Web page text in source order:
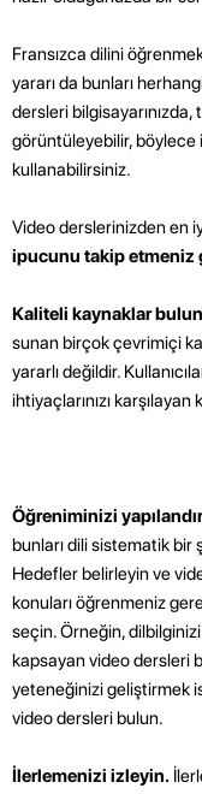
Fransızca dilini
yararı da bunları
dersleri
görüntüleyebilir,
kullanabilirsiniz.
Video derslerinizden en
ipucunu takip etmeniz
Kaliteli kaynaklar
sunan birçok çevrimiçi
yararlı değildir.
ihtiyaçlarınızı karşılayan
Öğreniminizi
bunları dili sistematik
Hedefler belirleyin ve
konuları öğrenmeniz
seçin. Örneğin,
kapsayan video dersleri
yeteneğinizi geliştirmek
video dersleri bulun.
İlerlemenizi izleyin.